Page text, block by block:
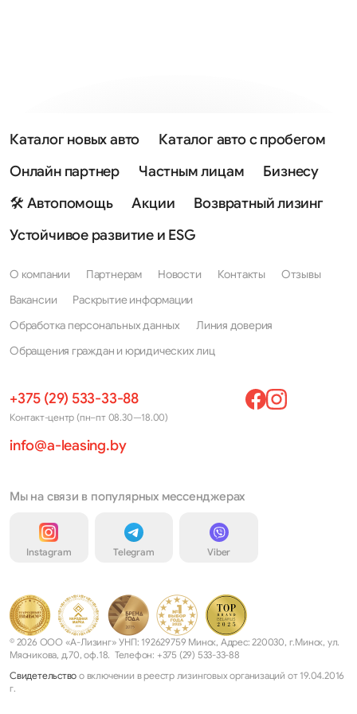
Каталог новых авто
Каталог авто с пробегом
Онлайн партнер
Частным лицам
Бизнесу
🛠 Автопомощь
Акции
Возвратный лизинг
Устойчивое развитие и ESG
О компании Партнерам Новости Контакты
Отзывы
Вакансии
Раскрытие информации
Обработка персональных данных
Линия доверия
Обращения граждан и юридических лиц
+375 (29) 533-33-88
Контакт-центр (пн–пт 08.30—18.00)
info@a-leasing.by
Мы на связи в популярных мессенджерах
Instagram Telegram Viber
© 2026 ООО «А-Лизинг» УНП: 192629759 Минск, Адрес: 220030, г.Минск, ул.
Мясникова, д.70, оф.18. Телефон: +375 (29) 533-33-88
Свидетельство о включении в реестр лизинговых организаций от 19.04.2016
г.